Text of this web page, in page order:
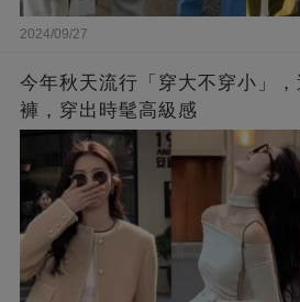
2024/09/27
今年秋天流行「穿大不穿小」
褲，穿出時髦高級感